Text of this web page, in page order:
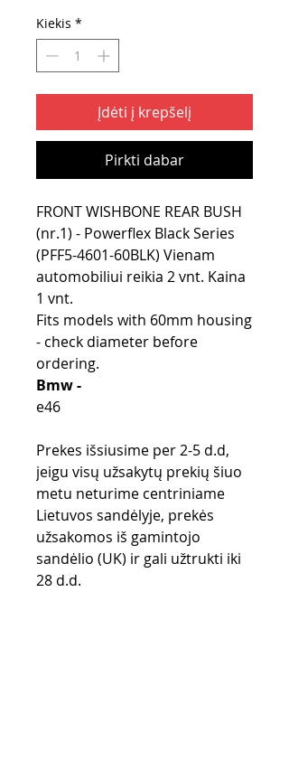
Kiekis *
Įdėti į krepšelį
Pirkti dabar
FRONT WISHBONE REAR BUSH
(nr.1) - Powerflex Black Series
(PFF5-4601-60BLK) Vienam
automobiliui reikia 2 vnt. Kaina
1 vnt.
Fits models with 60mm housing
- check diameter before
ordering.
Bmw -
e46
Prekes išsiusime per 2-5 d.d,
jeigu visų užsakytų prekių šiuo
metu neturime centriniame
Lietuvos sandėlyje, prekės
užsakomos iš gamintojo
sandėlio (UK) ir gali užtrukti iki
28 d.d.